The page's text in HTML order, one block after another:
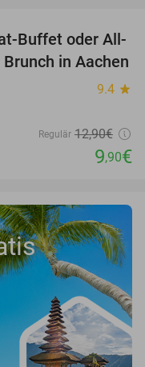
23%
Buffet oder All-
in Aachen
9.4 star
Regulär 12,90€
9,90€